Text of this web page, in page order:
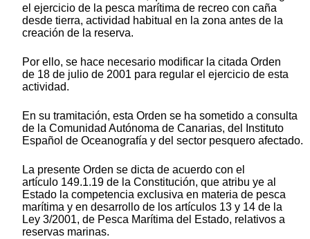
el ejercicio de la pesca marítima de recreo con caña
desde tierra, actividad habitual en la zona antes de la
creación de la reserva.
Por ello, se hace necesario modificar la citada Orden
de 18 de julio de 2001 para regular el ejercicio de esta
actividad.
En su tramitación, esta Orden se ha sometido a consulta
de la Comunidad Autónoma de Canarias, del Instituto
Español de Oceanografía y del sector pesquero afectado.
La presente Orden se dicta de acuerdo con el
artículo 149.1.19 de la Constitución, que atribu ye al
Estado la competencia exclusiva en materia de pesca
marítima y en desarrollo de los artículos 13 y 14 de la
Ley 3/2001, de Pesca Marítima del Estado, relativos a
reservas marinas.